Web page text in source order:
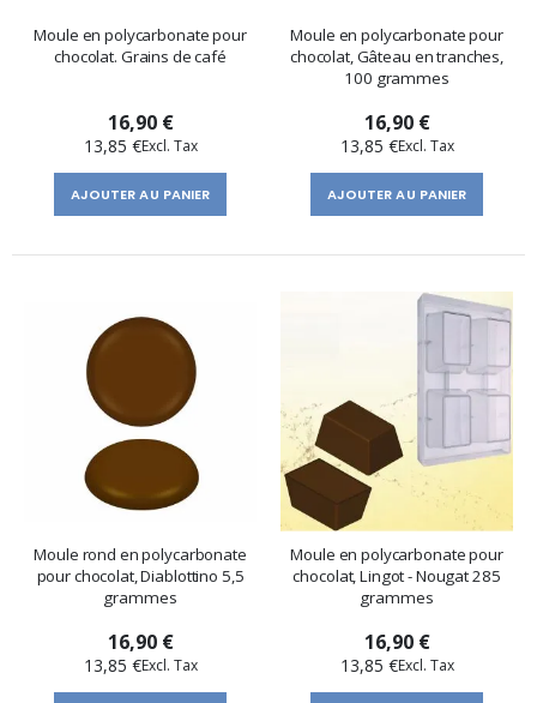
Moule en polycarbonate pour
chocolat. Grains de café
16,90 €
13,85 €
AJOUTER AU PANIER
Moule en polycarbonate pour
chocolat, Gâteau en tranches,
100 grammes
16,90 €
13,85 €
AJOUTER AU PANIER
Moule rond en polycarbonate
pour chocolat, Diablottino 5,5
grammes
16,90 €
13,85 €
Moule en polycarbonate pour
chocolat, Lingot - Nougat 285
grammes
16,90 €
13,85 €